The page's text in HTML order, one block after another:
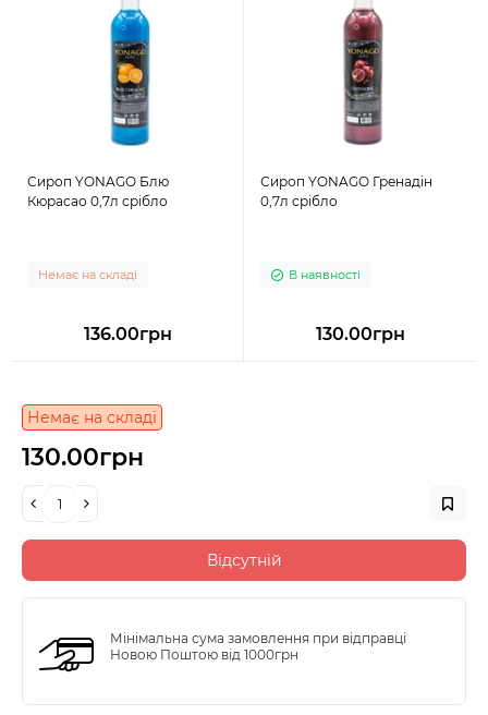
Сироп YONAGO Блю
Кюрасао 0,7л срібло
Немає на складі
136.00грн
Сироп YONAGO Гренадін
0,7л срібло
В наявності
130.00грн
Немає на складі
130.00грн
Відсутній
Мінімальна сума замовлення при відправці
Новою Поштою від 1000грн